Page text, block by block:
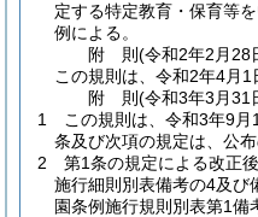
定する特定教育・保育等
例による。
附 則(令和2年2月28
この規則は、令和2年4月1
附 則(令和3年3月31
1
この規則は、令和3年9月
条及び次項の規定は、公布
2
第1条の規定による改正
施行細則別表備考の4及び
園条例施行規則別表第1備